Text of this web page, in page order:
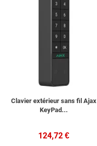
Clavier extérieur sans fil Ajax
KeyPad...
124,72 €